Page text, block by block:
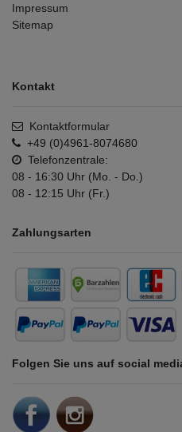
Impressum
Sitemap
Kontakt
Kontaktformular
+49 (0)4961-8074680
Telefonzentrale:
08 - 16:30 Uhr (Mo. - Do.)
08 - 12:15 Uhr (Fr.)
Zahlungsarten
Folgen Sie uns auf social